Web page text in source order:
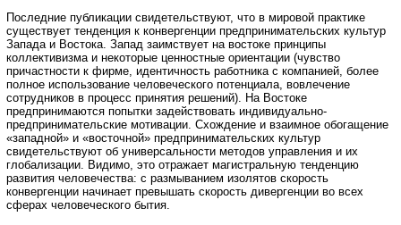
Последние публикации свидетельствуют, что в мировой практике
существует тенденция к конвергенции предпринимательских культур
Запада и Востока. Запад заимствует на востоке принципы
коллективизма и некоторые ценностные ориентации (чувство
причастности к фирме, идентичность работника с компанией, более
полное использование человеческого потенциала, вовлечение
сотрудников в процесс принятия решений). На Востоке
предпринимаются попытки задействовать индивидуально-
предпринимательские мотивации. Схождение и взаимное обогащение
«западной» и «восточной» предпринимательских культур
свидетельствуют об универсальности методов управления и их
глобализации. Видимо, это отражает магистральную тенденцию
развития человечества: с размыванием изолятов скорость
конвергенции начинает превышать скорость дивергенции во всех
сферах человеческого бытия.